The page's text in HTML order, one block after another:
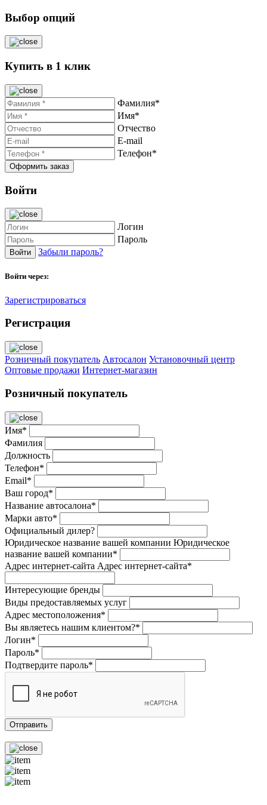
Выбор опций
Купить в 1 клик
Фамилия*
Имя*
Отчество
E-mail
Телефон*
Войти
Логин
Пароль
Забыли пароль?
Войти через:
Зарегистрироваться
Регистрация
Розничный покупатель Автосалон Установочный центр
Оптовые продажи Интернет-магазин
Розничный покупатель
Имя*
Фамилия
Должность
Телефон*
Email*
Ваш город*
Название автосалона*
Марки авто*
Официальный дилер?
Юридическое название вашей компании Юридическое
название вашей компании*
Адрес интернет-сайта Адрес интернет-сайта*
Интересующие бренды
Виды предоставляемых услуг
Адрес местоположения*
Вы являетесь нашим клиентом?*
Логин*
Пароль*
Подтвердите пароль*